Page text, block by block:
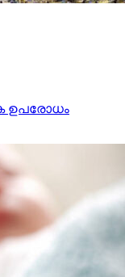
ഉപരോധം